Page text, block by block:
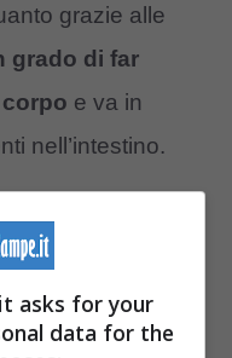
grazie alle
grado di far
e va in
nell’intestino.
in quanto
e donano
asks for your
data for the